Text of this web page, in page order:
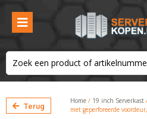
Terug
Home / 19 inch Serverkast
met geperforeerde